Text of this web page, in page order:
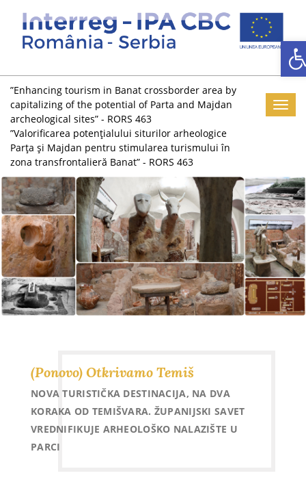
”Enhancing tourism in Banat crossborder area by
capitalizing of the potential of Parta and Majdan
archeological sites” - RORS 463
”Valorificarea potențialului siturilor arheologice
Parța și Majdan pentru stimularea turismului în
zona transfrontalieră Banat” - RORS 463
(Ponovo) Otkrivamo Temiš
NOVA TURISTIČKA DESTINACIJA, NA DVA
KORAKA OD TEMIŠVARA. ŽUPANIJSKI SAVET
VREDNIFIKUJE ARHEOLOŠKO NALAZIŠTE U
PARCI